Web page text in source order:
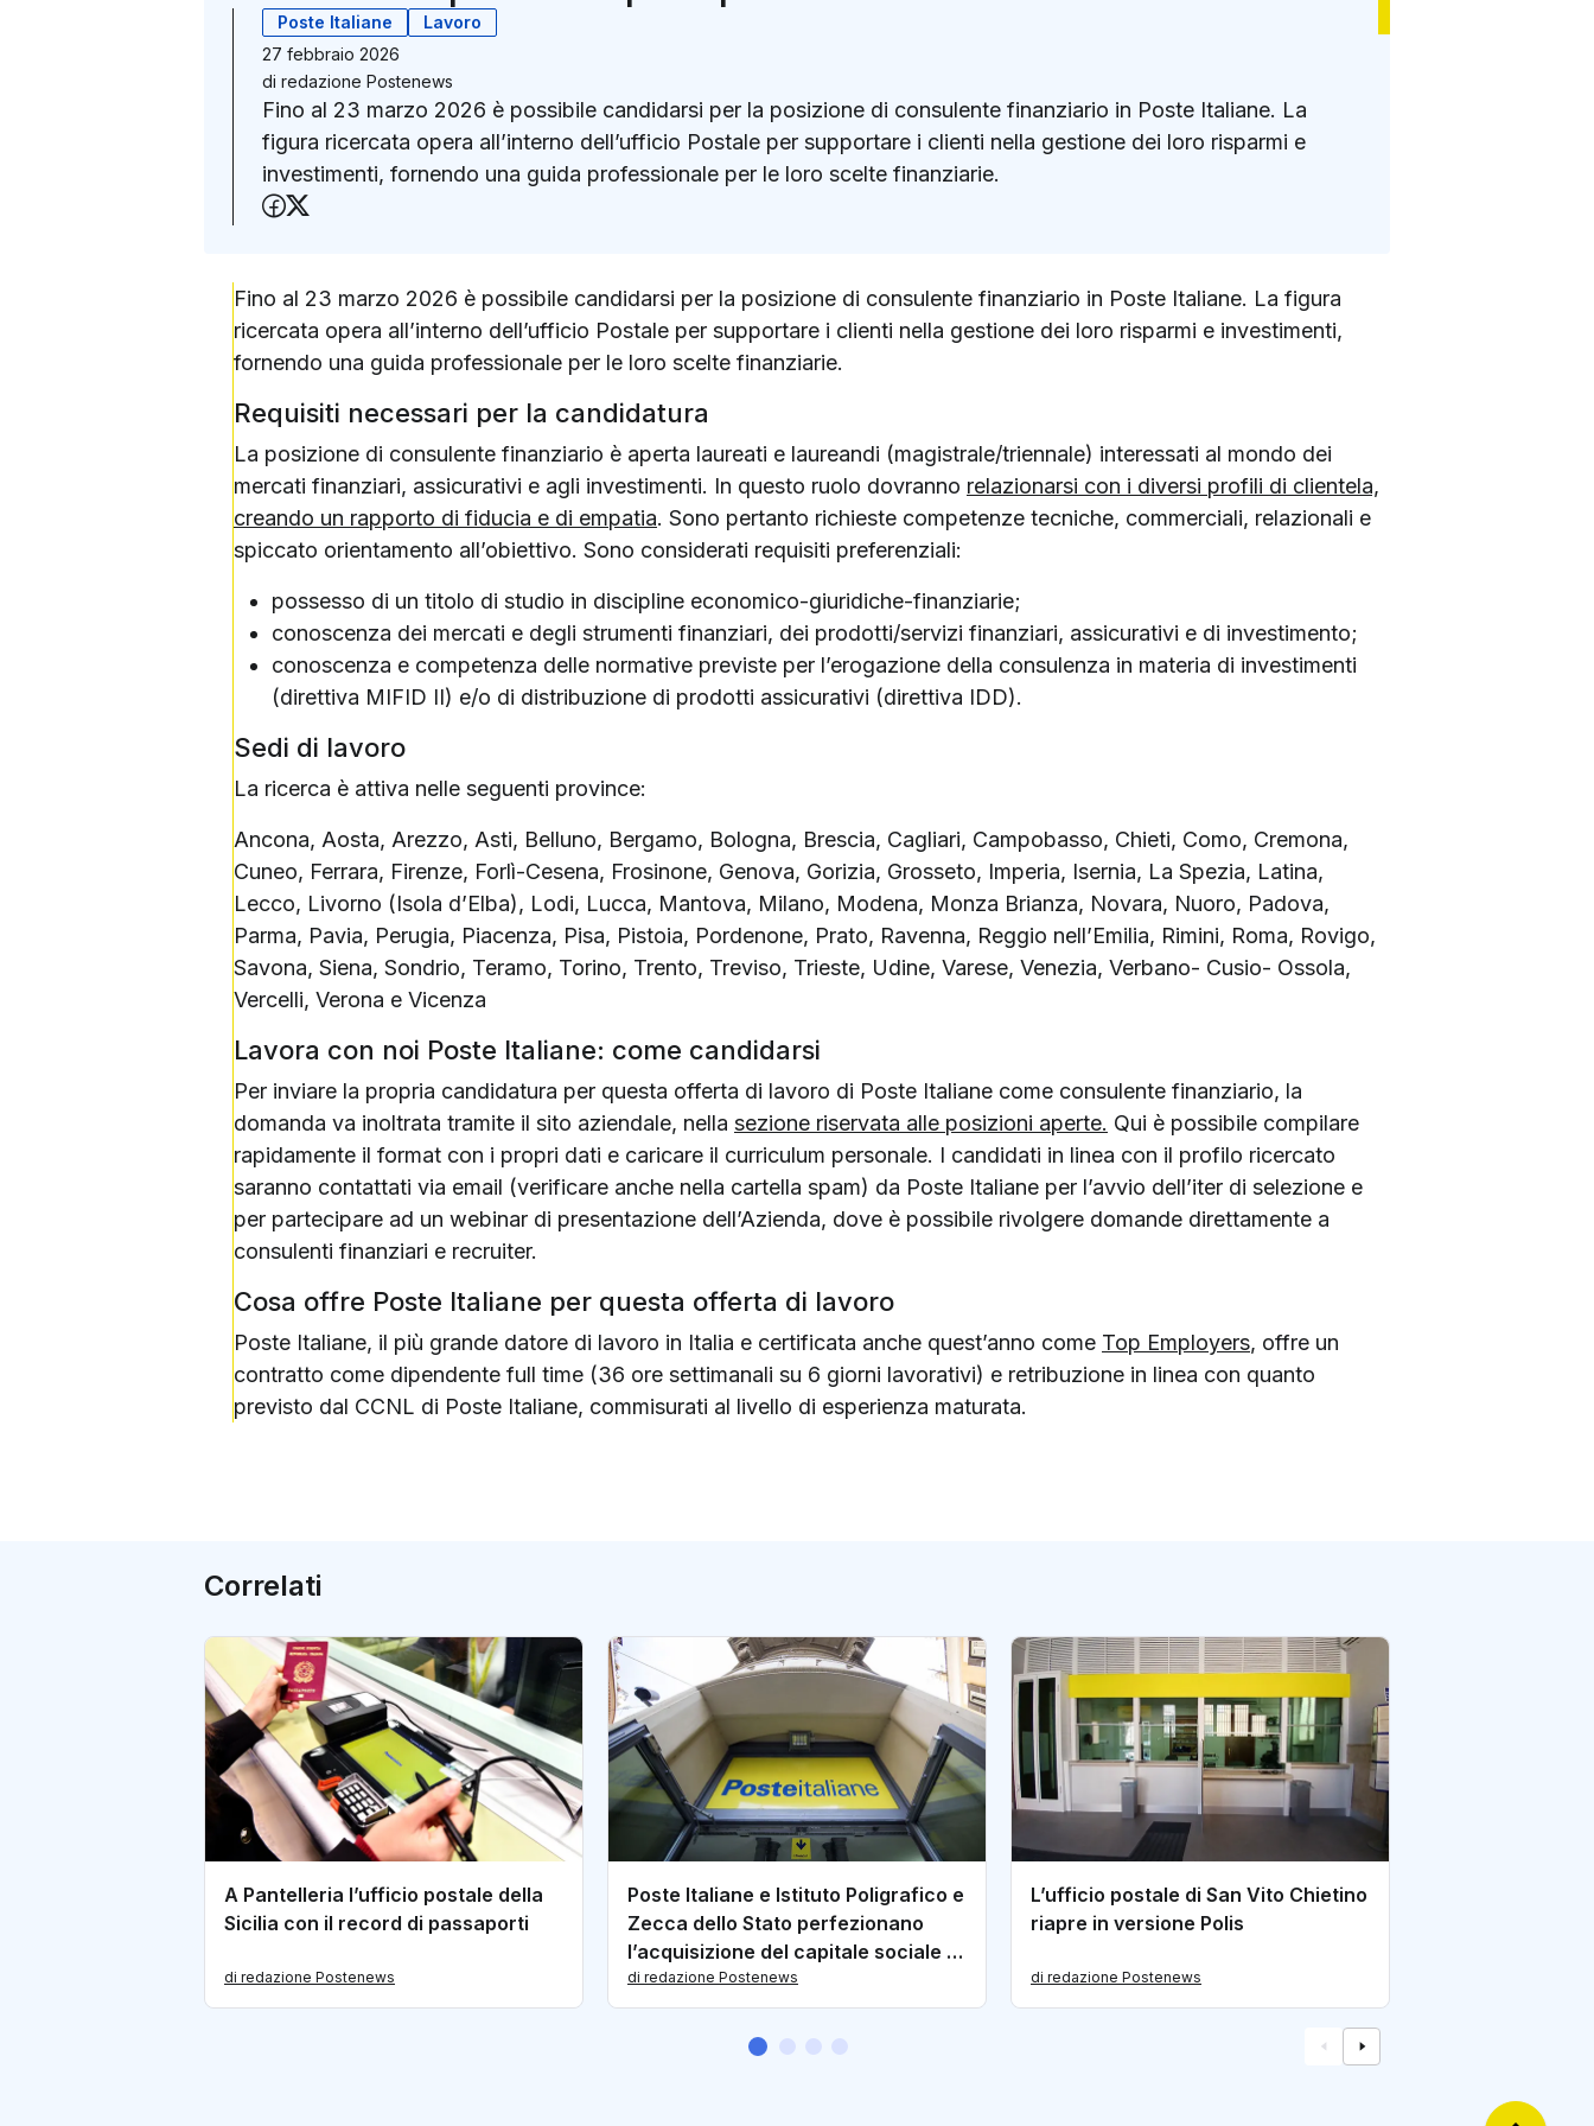
Poste Italiane
Lavoro
27 febbraio 2026
di redazione Postenews
Fino al 23 marzo 2026 è possibile candidarsi per la posizione di consulente finanziario in Poste Italiane. La
figura ricercata opera all’interno dell’ufficio Postale per supportare i clienti nella gestione dei loro risparmi e
investimenti, fornendo una guida professionale per le loro scelte finanziarie.
Condividi su Facebook
Fino al 23 marzo 2026 è possibile candidarsi per la posizione di consulente finanziario in Poste Italiane. La figura
ricercata opera all’interno dell’ufficio Postale per supportare i clienti nella gestione dei loro risparmi e investimenti,
fornendo una guida professionale per le loro scelte finanziarie.
Requisiti necessari per la candidatura
La posizione di consulente finanziario è aperta laureati e laureandi (magistrale/triennale) interessati al mondo dei
mercati finanziari, assicurativi e agli investimenti. In questo ruolo dovranno relazionarsi con i diversi profili di clientela,
creando un rapporto di fiducia e di empatia. Sono pertanto richieste competenze tecniche, commerciali, relazionali e
spiccato orientamento all’obiettivo. Sono considerati requisiti preferenziali:
possesso di un titolo di studio in discipline economico-giuridiche-finanziarie;
conoscenza dei mercati e degli strumenti finanziari, dei prodotti/servizi finanziari, assicurativi e di investimento;
conoscenza e competenza delle normative previste per l’erogazione della consulenza in materia di investimenti
(direttiva MIFID II) e/o di distribuzione di prodotti assicurativi (direttiva IDD).
Sedi di lavoro
La ricerca è attiva nelle seguenti province:
Ancona, Aosta, Arezzo, Asti, Belluno, Bergamo, Bologna, Brescia, Cagliari, Campobasso, Chieti, Como, Cremona,
Cuneo, Ferrara, Firenze, Forlì-Cesena, Frosinone, Genova, Gorizia, Grosseto, Imperia, Isernia, La Spezia, Latina,
Lecco, Livorno (Isola d’Elba), Lodi, Lucca, Mantova, Milano, Modena, Monza Brianza, Novara, Nuoro, Padova,
Parma, Pavia, Perugia, Piacenza, Pisa, Pistoia, Pordenone, Prato, Ravenna, Reggio nell’Emilia, Rimini, Roma, Rovigo,
Savona, Siena, Sondrio, Teramo, Torino, Trento, Treviso, Trieste, Udine, Varese, Venezia, Verbano- Cusio- Ossola,
Vercelli, Verona e Vicenza
Lavora con noi Poste Italiane: come candidarsi
Per inviare la propria candidatura per questa offerta di lavoro di Poste Italiane come consulente finanziario, la
domanda va inoltrata tramite il sito aziendale, nella sezione riservata alle posizioni aperte. Qui è possibile compilare
rapidamente il format con i propri dati e caricare il curriculum personale. I candidati in linea con il profilo ricercato
saranno contattati via email (verificare anche nella cartella spam) da Poste Italiane per l’avvio dell’iter di selezione e
per partecipare ad un webinar di presentazione dell’Azienda, dove è possibile rivolgere domande direttamente a
consulenti finanziari e recruiter.
Cosa offre Poste Italiane per questa offerta di lavoro
Poste Italiane, il più grande datore di lavoro in Italia e certificata anche quest’anno come Top Employers, offre un
contratto come dipendente full time (36 ore settimanali su 6 giorni lavorativi) e retribuzione in linea con quanto
previsto dal CCNL di Poste Italiane, commisurati al livello di esperienza maturata.
Correlati
A Pantelleria l’ufficio postale della
Sicilia con il record di passaporti
di redazione Postenews
Poste Italiane e Istituto Poligrafico e
Zecca dello Stato perfezionano
l’acquisizione del capitale sociale di
PagoPA
di redazione Postenews
L’ufficio postale di San Vito Chietino
riapre in versione Polis
di redazione Postenews